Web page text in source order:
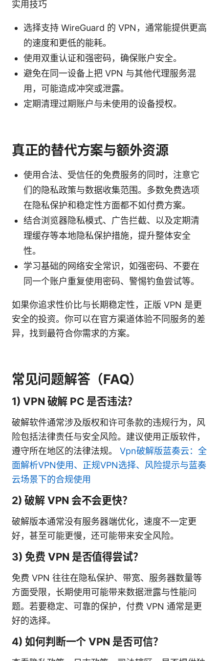
实用技巧
选择支持 WireGuard 的 VPN，通常能提供更高
的速度和更低的能耗。
使用双重认证和强密码，确保账户安全。
避免在同一设备上把 VPN 与其他代理服务混
用，可能造成冲突或泄露。
定期清理过期账户与未使用的设备授权。
真正的替代方案与额外资源
使用合法、受信任的免费服务的同时，注意它
们的隐私政策与数据收集范围。多数免费选项
在隐私保护和稳定性方面都不如付费方案。
结合浏览器隐私模式、广告拦截、以及定期清
理缓存等本地隐私保护措施，提升整体安全
性。
学习基础的网络安全常识，如强密码、不要在
同一个账户重复使用密码、警惕钓鱼尝试等。
如果你追求性价比与长期稳定性，正版 VPN 是更
安全的投资。你可以在官方渠道体验不同服务的差
异，找到最符合你需求的方案。
常见问题解答（FAQ）
1) VPN 破解 PC 是否违法？
破解软件通常涉及版权和许可条款的违规行为，风
险包括法律责任与安全风险。建议使用正版软件，
遵守所在地区的法律法规。 Vpn破解版蓝奏云：全
面解析VPN使用、正规VPN选择、风险提示与蓝奏
云场景下的合规使用
2) 破解 VPN 会不会更快？
破解版本通常没有服务器端优化，速度不一定更
好，甚至可能更慢，还可能带来安全风险。
3) 免费 VPN 是否值得尝试？
免费 VPN 往往在隐私保护、带宽、服务器数量等
方面受限，长期使用可能带来数据泄露与性能问
题。若要稳定、可靠的保护，付费 VPN 通常是更
好的选择。
4) 如何判断一个 VPN 是否可信？